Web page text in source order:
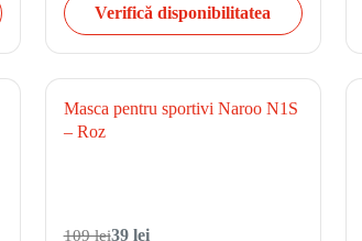
Verifică disponibilitatea
Masca pentru sportivi Naroo N1S
– Roz
109 lei39 lei